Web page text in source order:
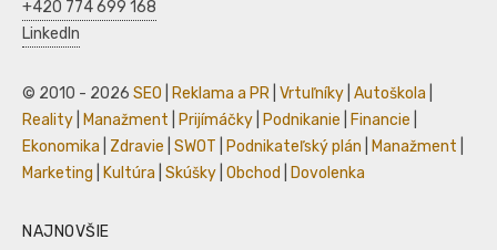
+420 774 699 168
LinkedIn
© 2010 - 2026 SEO Reklama a PR Vrtuľníky Autoškola
Reality
Manažment Prijímáčky Podnikanie Financie
Ekonomika
Zdravie SWOT Podnikateľský plán Manažment
Marketing
Kultúra Skúšky Obchod Dovolenka
NAJNOVŠIE